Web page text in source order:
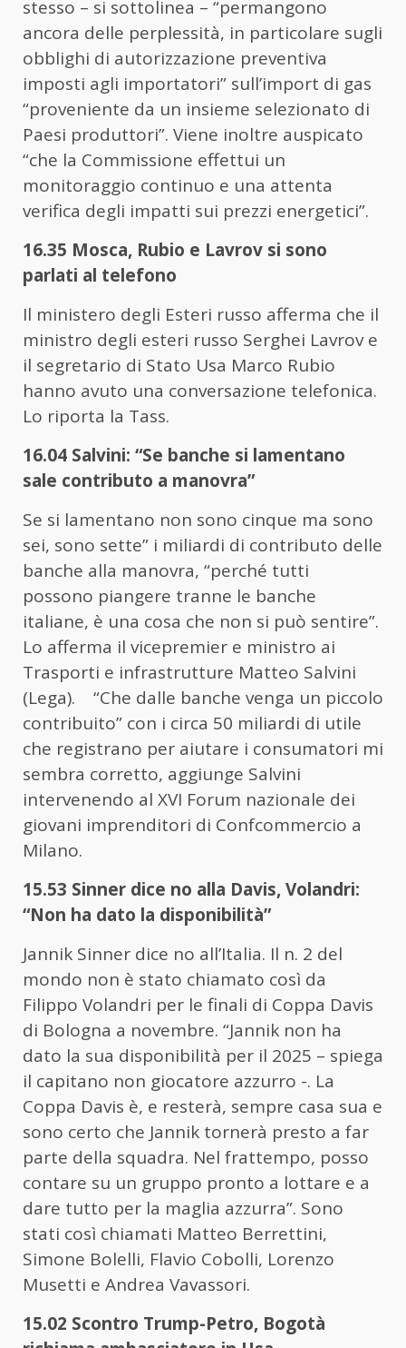
stesso – si sottolinea – “permangono
ancora delle perplessità, in particolare sugli
obblighi di autorizzazione preventiva
imposti agli importatori” sull’import di gas
“proveniente da un insieme selezionato di
Paesi produttori”. Viene inoltre auspicato
“che la Commissione effettui un
monitoraggio continuo e una attenta
verifica degli impatti sui prezzi energetici”.
16.35 Mosca, Rubio e Lavrov si sono
parlati al telefono
Il ministero degli Esteri russo afferma che il
ministro degli esteri russo Serghei Lavrov e
il segretario di Stato Usa Marco Rubio
hanno avuto una conversazione telefonica.
Lo riporta la Tass.
16.04 Salvini: “Se banche si lamentano
sale contributo a manovra”
Se si lamentano non sono cinque ma sono
sei, sono sette” i miliardi di contributo delle
banche alla manovra, “perché tutti
possono piangere tranne le banche
italiane, è una cosa che non si può sentire”.
Lo afferma il vicepremier e ministro ai
Trasporti e infrastrutture Matteo Salvini
(Lega). “Che dalle banche venga un piccolo
contribuito” con i circa 50 miliardi di utile
che registrano per aiutare i consumatori mi
sembra corretto, aggiunge Salvini
intervenendo al XVI Forum nazionale dei
giovani imprenditori di Confcommercio a
Milano.
15.53 Sinner dice no alla Davis, Volandri:
“Non ha dato la disponibilità”
Jannik Sinner dice no all’Italia. Il n. 2 del
mondo non è stato chiamato così da
Filippo Volandri per le finali di Coppa Davis
di Bologna a novembre. “Jannik non ha
dato la sua disponibilità per il 2025 – spiega
il capitano non giocatore azzurro -. La
Coppa Davis è, e resterà, sempre casa sua e
sono certo che Jannik tornerà presto a far
parte della squadra. Nel frattempo, posso
contare su un gruppo pronto a lottare e a
dare tutto per la maglia azzurra”. Sono
stati così chiamati Matteo Berrettini,
Simone Bolelli, Flavio Cobolli, Lorenzo
Musetti e Andrea Vavassori.
15.02 Scontro Trump-Petro, Bogotà